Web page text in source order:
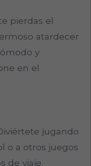
pierdas el
atardecer
y
en el
jugando
o a otros juegos
de viaje.